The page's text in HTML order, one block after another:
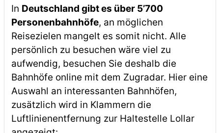
In Deutschland gibt es über 5’700
Personenbahnhöfe, an möglichen
Reisezielen mangelt es somit nicht. Alle
persönlich zu besuchen wäre viel zu
aufwendig, besuchen Sie deshalb die
Bahnhöfe online mit dem Zugradar. Hier eine
Auswahl an interessanten Bahnhöfen,
zusätzlich wird in Klammern die
Luftlinienentfernung zur Haltestelle Lollar